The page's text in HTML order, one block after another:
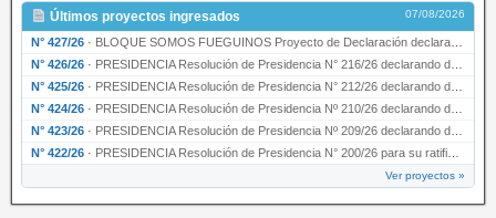
Últimos proyectos ingresados 07/08/2026
N° 427/26 · BLOQUE SOMOS FUEGUINOS Proyecto de Declaración declarando de interés provincial PRESIDENCI…
N° 426/26 · PRESIDENCIA Resolución de Presidencia N° 216/26 declarando de interés provincial la labor …
N° 425/26 · PRESIDENCIA Resolución de Presidencia N° 212/26 declarando de interés provincial el “50° A…
N° 424/26 · PRESIDENCIA Resolución de Presidencia Nº 210/26 declarando de interés provincial el proyec…
N° 423/26 · PRESIDENCIA Resolución de Presidencia Nº 209/26 declarando de interés provincial la presen…
N° 422/26 · PRESIDENCIA Resolución de Presidencia N° 200/26 para su ratificación.
Ver proyectos »